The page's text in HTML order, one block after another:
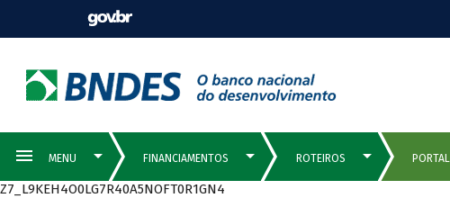
Z7_L9KEH4O0LG7R40A5NOFT0R1GN4